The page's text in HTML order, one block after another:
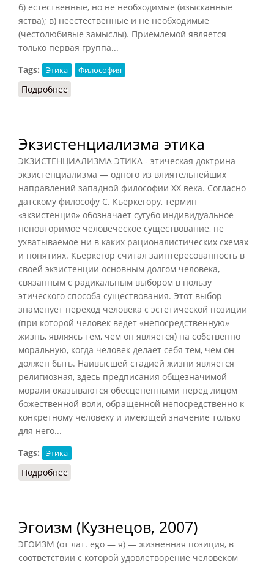
б) естественные, но не необходимые (изысканные
яства); в) неестественные и не необходимые
(честолюбивые замыслы). Приемлемой является
только первая группа...
Tags:
Этика Философия
Подробнее
Экзистенциализма этика
ЭКЗИСТЕНЦИАЛИЗМА ЭТИКА - этическая доктрина
экзистенциализма — одного из влиятельнейших
направлений западной философии XX века. Согласно
датскому философу С. Кьеркегору, термин
«экзистенция» обозначает сугубо индивидуальное
неповторимое человеческое существование, не
ухватываемое ни в каких рационалистических схемах
и понятиях. Кьеркегор считал заинтересованность в
своей экзистенции основным долгом человека,
связанным с радикальным выбором в пользу
этического способа существования. Этот выбор
знаменует переход человека с эстетической позиции
(при которой человек ведет «непосредственную»
жизнь, являясь тем, чем он является) на собственно
моральную, когда человек делает себя тем, чем он
должен быть. Наивысшей стадией жизни является
религиозная, здесь предписания общезначимой
морали оказываются обесцененными перед лицом
божественной воли, обращенной непосредственно к
конкретному человеку и имеющей значение только
для него...
Tags:
Этика
Подробнее
Эгоизм (Кузнецов, 2007)
ЭГОИЗМ (от лат. ego — я) — жизненная позиция, в
соответствии с которой удовлетворение человеком